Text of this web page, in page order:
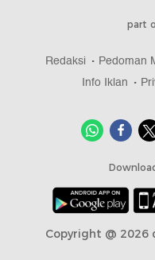
part
Redaksi Pedoman
Info Iklan
Copyright @ 2026